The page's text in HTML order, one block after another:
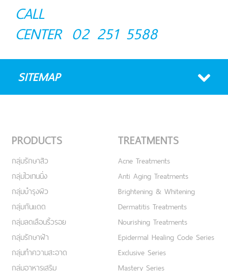
CALL
CENTER 02 251 5588
SITEMAP
PRODUCTS
กลุ่มรักษาสิว
กลุ่มไวเทนนิ่ง
กลุ่มบำรุงผิว
กลุ่มกันแดด
กลุ่มลดเลือนริ้วรอย
กลุ่มรักษาฝ้า
กลุ่มทำความสะอาด
กลุ่มอาหารเสริม
TREATMENTS
Acne Treatments
Anti Aging Treatments
Brightening & Whitening
Dermatitis Treatments
Nourishing Treatments
Epidermal Healing Code Series
Exclusive Series
Mastery Series